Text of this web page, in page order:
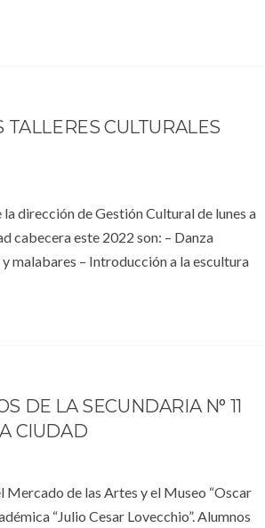
CULTURALES
dirección de Gestión Cultural de lunes a
cabecera este 2022 son: – Danza
malabares – Introducción a la escultura
DE LA SECUNDARIA N° 11
CIUDAD
de las Artes y el Museo “Oscar
“Julio Cesar Lovecchio”. Alumnos